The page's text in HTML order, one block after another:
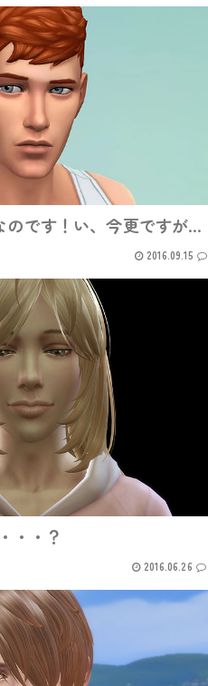
のです！い、今更ですが…
2016.09.15
・・？
2016.06.26